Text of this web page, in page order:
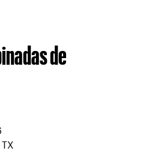
de